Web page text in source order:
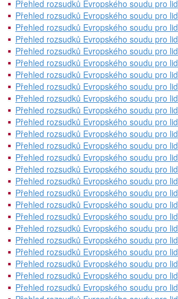
Přehled rozsudků Evropského soudu pro
Přehled rozsudků Evropského soudu pro
Přehled rozsudků Evropského soudu pro
Přehled rozsudků Evropského soudu pro
Přehled rozsudků Evropského soudu pro
Přehled rozsudků Evropského soudu pro
Přehled rozsudků Evropského soudu pro
Přehled rozsudků Evropského soudu pro
Přehled rozsudků Evropského soudu pro
Přehled rozsudků Evropského soudu pro
Přehled rozsudků Evropského soudu pro
Přehled rozsudků Evropského soudu pro
Přehled rozsudků Evropského soudu pro
Přehled rozsudků Evropského soudu pro
Přehled rozsudků Evropského soudu pro
Přehled rozsudků Evropského soudu pro
Přehled rozsudků Evropského soudu pro
Přehled rozsudků Evropského soudu pro
Přehled rozsudků Evropského soudu pro
Přehled rozsudků Evropského soudu pro
Přehled rozsudků Evropského soudu pro
Přehled rozsudků Evropského soudu pro
Přehled rozsudků Evropského soudu pro
Přehled rozsudků Evropského soudu pro
Přehled rozsudků Evropského soudu pro